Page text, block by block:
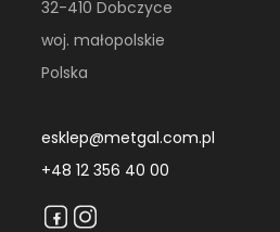
32-410 Dobczyce
woj. małopolskie
Polska
esklep@metgal.com.pl
+48 12 356 40 00